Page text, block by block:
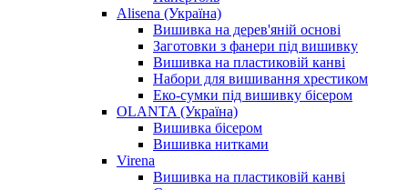
Alisena (Україна)
Вишивка на дерев'яній основі
Заготовки з фанери під вишивку
Вишивка на пластиковій канві
Набори для вишивання хрестиком
Еко-сумки під вишивку бісером
OLANTA (Україна)
Вишивка бісером
Вишивка нитками
Virena
Вишивка на пластиковій канві